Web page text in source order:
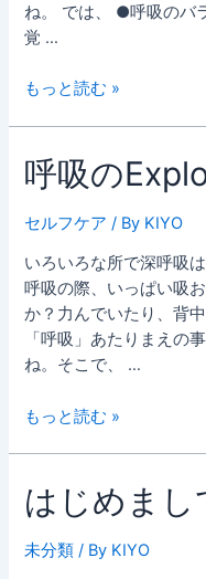
ね。 では、 ●呼吸のバ
覚 …
呼
あ
れ
こ
もっと読む »
呼吸の
セルフケア / By KIYO
いろいろな所で深呼吸
呼吸の際、いっぱい吸
か？力んでいたり、背
「呼吸」あたりまえの
ね。そこで、 …
呼
Exploration
もっと読む »
はじめまし
未分類 / By KIYO